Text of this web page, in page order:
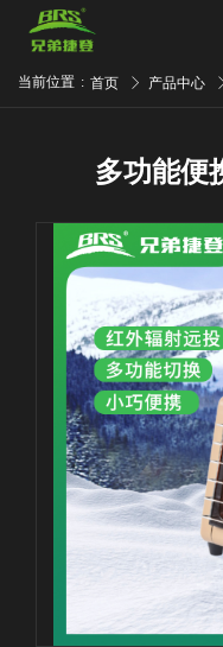
当前位置 : 首页 产品中心
多功能便